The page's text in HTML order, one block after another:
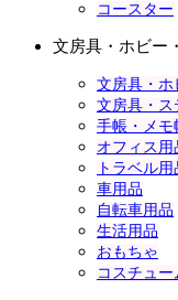
コースター
文房具・ホビー
文房具・ホ
文房具・ス
手帳・メモ
オフィス用
トラベル用
車用品
自転車用品
生活用品
おもちゃ
コスチュ